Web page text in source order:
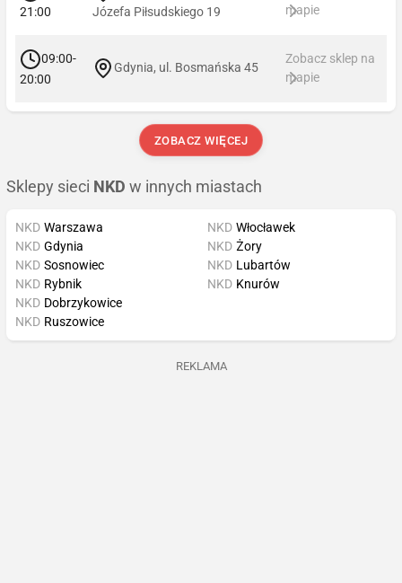
21:00
Józefa Piłsudskiego 19
mapie
09:00-
20:00
Gdynia, ul. Bosmańska 45
Zobacz sklep na
mapie
ZOBACZ WIĘCEJ
Sklepy sieci NKD w innych miastach
NKD Warszawa
NKD Gdynia
NKD Sosnowiec
NKD Rybnik
NKD Włocławek
NKD Żory
NKD Lubartów
NKD Knurów
NKD Dobrzykowice
NKD Ruszowice
REKLAMA